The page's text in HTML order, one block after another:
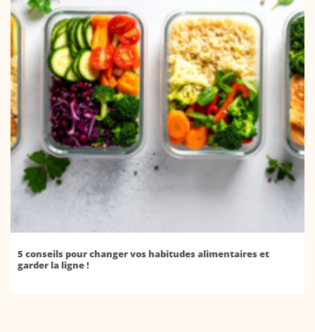
5 conseils pour changer vos habitudes alimentaires et
garder la ligne !